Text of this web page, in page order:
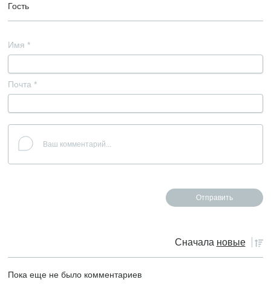
Гость
Имя *
Почта *
Сначала новые
Пока еще не было комментариев